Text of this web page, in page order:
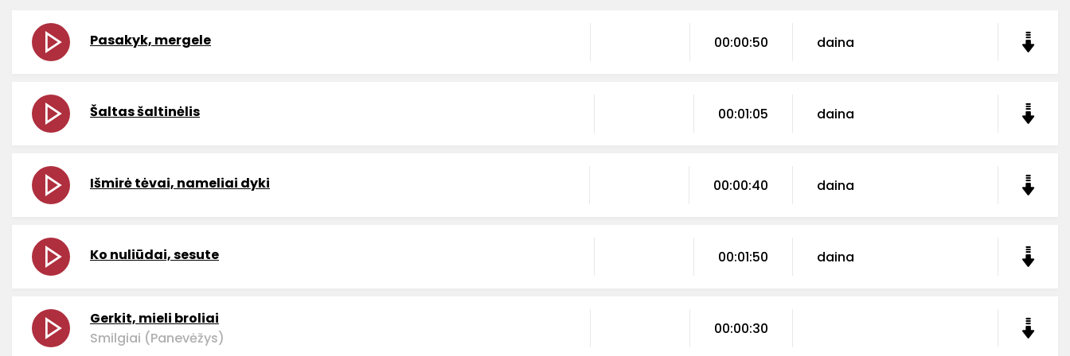
Pasakyk, mergele 00:00:50 daina
Šaltas šaltinėlis 00:01:05 daina
Išmirė tėvai, nameliai dyki 00:00:40 daina
Ko nuliūdai, sesute 00:01:50 daina
Gerkit, mieli broliai
Smilgiai (Panevėžys)
00:00:30